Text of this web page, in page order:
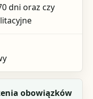
dni oraz czy
obowiązków